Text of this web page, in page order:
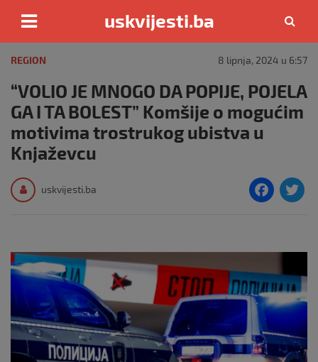
content
uskvijesti.ba
REGION 8 lipnja, 2024 u 6:57
“VOLIO JE MNOGO DA POPIJE, POJELA
GA I TA BOLEST” Komšije o mogućim
motivima trostrukog ubistva u
Knjaževcu
uskvijesti.ba
F
e
b
o
o
k